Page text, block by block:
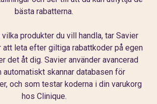
bästa rabatterna.
vilka produkter du vill handla, tar Savier
leta efter giltiga rabattkoder på egen
det åt dig. Savier använder avancerad
automatiskt skannar databasen för
och som testar koderna i din varukorg
hos Clinique.